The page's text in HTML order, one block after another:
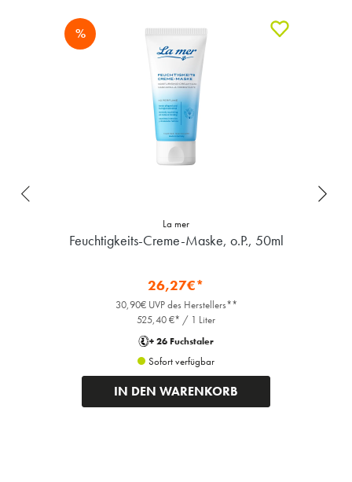
%
La mer
Feuchtigkeits-Creme-Maske, o.P., 50ml
26,27€*
30,90€ UVP des Herstellers**
525,40 €* / 1 Liter
+ 26 Fuchstaler
Sofort verfügbar
IN DEN WARENKORB